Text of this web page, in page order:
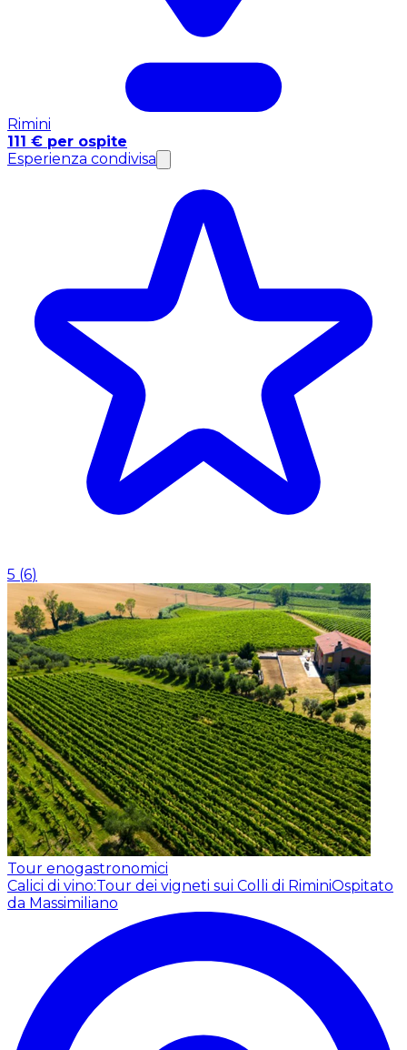
Rimini
111 € per ospite
Esperienza condivisa
5 (6)
Tour enogastronomici
Calici di vino:Tour dei vigneti sui Colli di RiminiOspitato
da Massimiliano